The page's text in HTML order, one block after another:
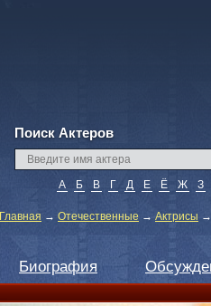
Поиск Актеров
А Б В Г Д Е Ё Ж З
Главная → Отечественные → Актрисы
Биография